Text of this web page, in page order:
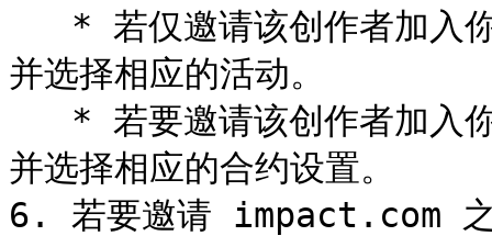
并选择相应的活动。
并选择相应的合约设置。
6. 若要邀请 impact.com